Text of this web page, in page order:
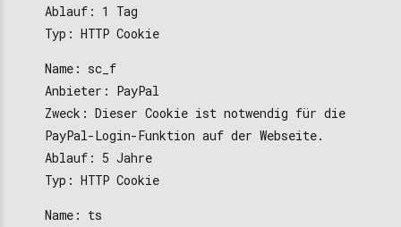
Ablauf: 1 Tag
Typ: HTTP Cookie
Name: sc_f
Anbieter: PayPal
Zweck: Dieser Cookie ist notwendig für die
PayPal-Login-Funktion auf der Webseite.
Ablauf: 5 Jahre
Typ: HTTP Cookie
Name: ts